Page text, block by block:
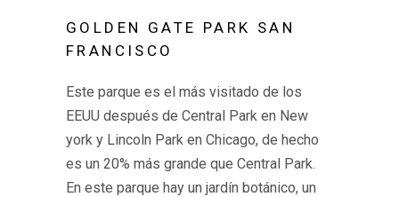
GOLDEN GATE PARK SAN
FRANCISCO
Este parque es el más visitado de los
EEUU después de Central Park en New
york y Lincoln Park en Chicago, de hecho
es un 20% más grande que Central Park.
En este parque hay un jardín botánico, un